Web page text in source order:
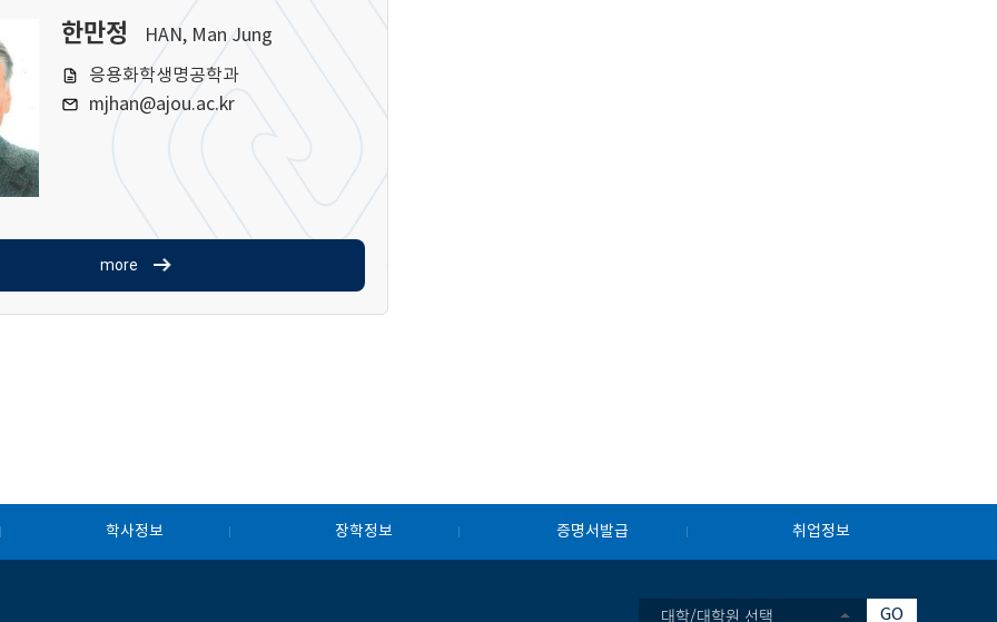
한만정
HAN, Man Jung
응용화학생명공학과
mjhan@ajou.ac.kr
more
학사정보 장학정보 증명서발급 취업정보
대학/대학원 선택 GO